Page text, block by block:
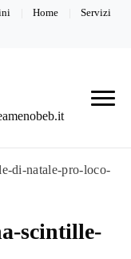
Home Servizi
di-natale-pro-loco-
scintille-